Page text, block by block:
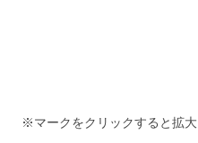
※マークをクリックすると拡大